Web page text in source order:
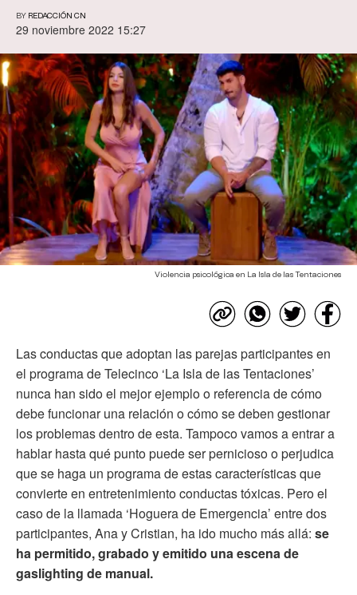
BY REDACCIÓN CN
29 noviembre 2022 15:27
Violencia psicológica en La Isla de las Tentaciones
Las conductas que adoptan las parejas participantes en
el programa de Telecinco ‘La Isla de las Tentaciones’
nunca han sido el mejor ejemplo o referencia de cómo
debe funcionar una relación o cómo se deben gestionar
los problemas dentro de esta. Tampoco vamos a entrar a
hablar hasta qué punto puede ser pernicioso o perjudica
que se haga un programa de estas características que
convierte en entretenimiento conductas tóxicas. Pero el
caso de la llamada ‘Hoguera de Emergencia’ entre dos
participantes, Ana y Cristian, ha ido mucho más allá: se
ha permitido, grabado y emitido una escena de
gaslighting de manual.